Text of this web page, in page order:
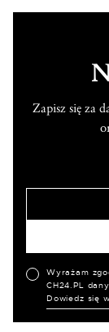
Zapisz się za
Wyrażam
CH24.PL
Dowiedz się